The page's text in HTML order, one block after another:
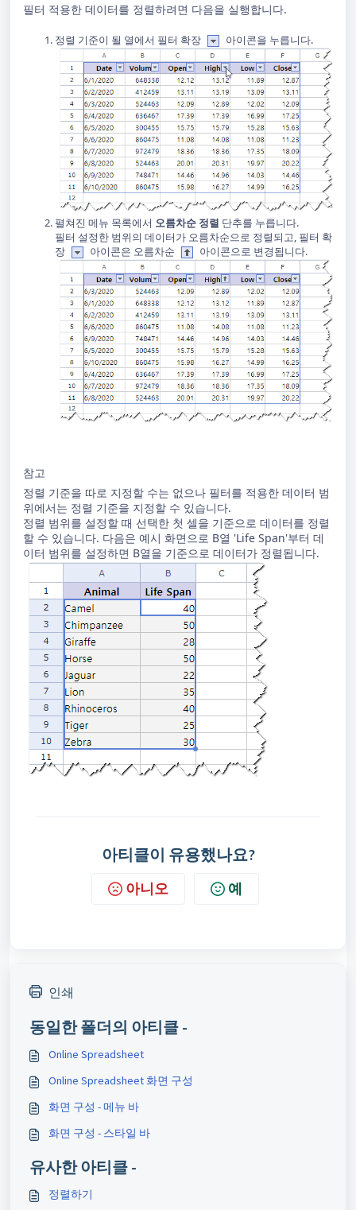
필터 적용한 데이터를 정렬하려면 다음을 실행합니다.
정렬 기준이 될 열에서 필터 확장 아이콘을 누릅니다.
펼쳐진 메뉴 목록에서 오름차순 정렬 단추를 누릅니다.
필터 설정한 범위의 데이터가 오름차순으로 정렬되고, 필터 확
장
아이콘은 오름차순 아이콘으로 변경됩니다.
참고
정렬 기준을 따로 지정할 수는 없으나 필터를 적용한 데이터 범
위에서는 정렬 기준을 지정할 수 있습니다.
정렬 범위를 설정할 때 선택한 첫 셀을 기준으로 데이터를 정렬
할 수 있습니다. 다음은 예시 화면으로 B열 'Life Span'부터 데
이터 범위를 설정하면 B열을 기준으로 데이터가 정렬됩니다.
아티클이 유용했나요?
아니오 예
인쇄
동일한 폴더의 아티클 -
Online Spreadsheet
Online Spreadsheet 화면 구성
화면 구성 - 메뉴 바
화면 구성 - 스타일 바
유사한 아티클 -
정렬하기